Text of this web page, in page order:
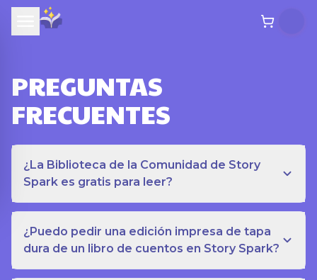
PREGUNTAS
FRECUENTES
¿La Biblioteca de la Comunidad de Story
Spark es gratis para leer?
¿Puedo pedir una edición impresa de tapa
dura de un libro de cuentos en Story Spark?